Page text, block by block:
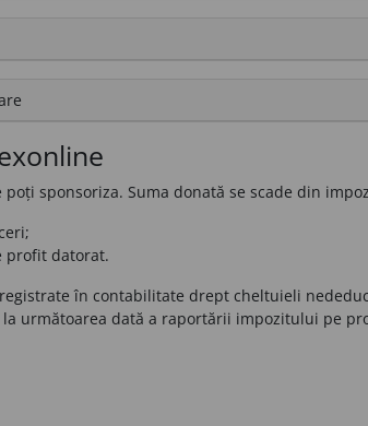
sponsoriza. Suma donată se scade din
profit datorat.
în contabilitate drept cheltuieli
următoarea dată a raportării impozitului pe